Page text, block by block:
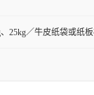
25kg／牛皮纸袋或纸